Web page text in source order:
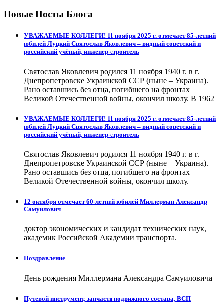
Новые Посты Блога
УВАЖАЕМЫЕ КОЛЛЕГИ! 11 ноября 2025 г. отмечает 85-летний
юбилей Луцкий Святослав Яковлевич – видный советский и
российский учёный, инженер-строитель
Святослав Яковлевич родился 11 ноября 1940 г. в г.
Днепропетровске Украинской ССР (ныне – Украина).
Рано оставшись без отца, погибшего на фронтах
Великой Отечественной войны, окончил школу. В 1962
УВАЖАЕМЫЕ КОЛЛЕГИ! 11 ноября 2025 г. отмечает 85-летний
юбилей Луцкий Святослав Яковлевич – видный советский и
российский учёный, инженер-строитель
Святослав Яковлевич родился 11 ноября 1940 г. в г.
Днепропетровске Украинской ССР (ныне – Украина).
Рано оставшись без отца, погибшего на фронтах
Великой Отечественной войны, окончил школу.
12 октября отмечает 60-летний юбилей Миллерман Александр
Самуилович
доктор экономических и кандидат технических наук,
академик Российской Академии транспорта.
Поздравление
День рождения Миллермана Александра Самуиловича
Путевой инструмент, запчасти подвижного состава, ВСП